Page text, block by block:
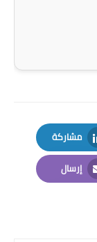
مشاركة
LinkedIn
إرسال
Email